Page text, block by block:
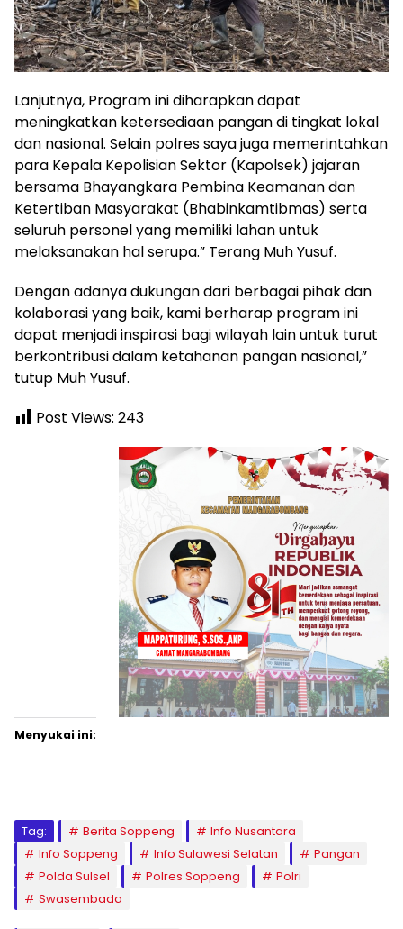
Lanjutnya, Program ini diharapkan dapat
meningkatkan ketersediaan pangan di tingkat lokal
dan nasional. Selain polres saya juga memerintahkan
para Kepala Kepolisian Sektor (Kapolsek) jajaran
bersama Bhayangkara Pembina Keamanan dan
Ketertiban Masyarakat (Bhabinkamtibmas) serta
seluruh personel yang memiliki lahan untuk
melaksanakan hal serupa.” Terang Muh Yusuf.
Dengan adanya dukungan dari berbagai pihak dan
kolaborasi yang baik, kami berharap program ini
dapat menjadi inspirasi bagi wilayah lain untuk turut
berkontribusi dalam ketahanan pangan nasional,”
tutup Muh Yusuf.
Post Views: 243
Menyukai ini:
Tag: Berita Soppeng
Info Nusantara
Info Soppeng
Info Sulawesi Selatan
Pangan
Polda Sulsel
Polres Soppeng
Polri
Swasembada